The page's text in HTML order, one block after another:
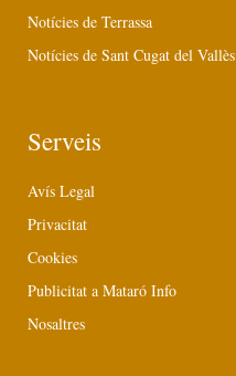
Notícies de Terrassa
Notícies de Sant Cugat del Vallès
Serveis
Avís Legal
Privacitat
Cookies
Publicitat a Mataró Info
Nosaltres